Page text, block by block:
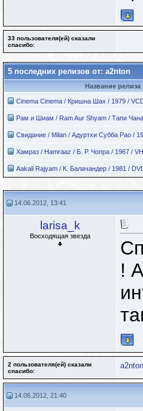
33 пользователя(ей) сказали
cпасибо:
5 последних релизов от: a2nton
Название релиза
Cinema Cinema / Кришна Шах / 1979 /
Рам и Шиам / Ram Aur Shyam / Тапи
Свидание / Milan / Адуртхи Субба Рао /
Хамраз / Hamraaz / Б. Р. Чопра / 1967 /
Aakali Rajyam / К. Балачандер / 1981 /
14.06.2012, 13:41
larisa_k
Восходящая звезда
!
2 пользователя(ей) сказали
cпасибо:
a2nton
14.06.2012, 21:40